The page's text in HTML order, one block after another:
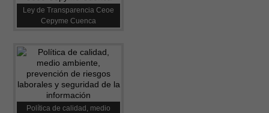
Ley de Transparencia Ceoe
Cepyme Cuenca
Política de calidad, medio